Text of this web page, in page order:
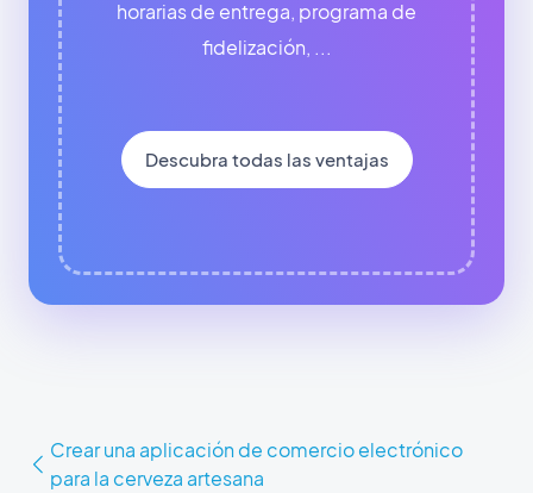
horarias de entrega, programa de
fidelización, ...
Descubra todas las ventajas
Crear una aplicación de comercio electrónico
para la cerveza artesana